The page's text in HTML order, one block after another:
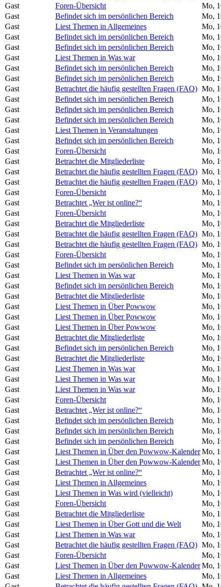
Gast
Foren-Übersicht
Mo,
Gast
Befindet sich im persönlichen Bereich
Mo,
Gast
Liest Themen in Allgemeines
Mo,
Gast
Befindet sich im persönlichen Bereich
Mo,
Gast
Befindet sich im persönlichen Bereich
Mo,
Gast
Liest Themen in Was war
Mo,
Gast
Befindet sich im persönlichen Bereich
Mo,
Gast
Befindet sich im persönlichen Bereich
Mo,
Gast
Betrachtet die häufig gestellten Fragen (FAQ) Mo,
Gast
Befindet sich im persönlichen Bereich
Mo,
Gast
Befindet sich im persönlichen Bereich
Mo,
Gast
Befindet sich im persönlichen Bereich
Mo,
Gast
Liest Themen in Veranstaltungen
Mo,
Gast
Befindet sich im persönlichen Bereich
Mo,
Gast
Foren-Übersicht
Mo,
Gast
Betrachtet die Mitgliederliste
Mo,
Gast
Betrachtet die häufig gestellten Fragen (FAQ) Mo,
Gast
Betrachtet die häufig gestellten Fragen (FAQ) Mo,
Gast
Foren-Übersicht
Mo,
Gast
Betrachtet „Wer ist online?“
Mo,
Gast
Foren-Übersicht
Mo,
Gast
Betrachtet die Mitgliederliste
Mo,
Gast
Betrachtet die häufig gestellten Fragen (FAQ) Mo,
Gast
Betrachtet die häufig gestellten Fragen (FAQ) Mo,
Gast
Foren-Übersicht
Mo,
Gast
Befindet sich im persönlichen Bereich
Mo,
Gast
Liest Themen in Was war
Mo,
Gast
Befindet sich im persönlichen Bereich
Mo,
Gast
Betrachtet die Mitgliederliste
Mo,
Gast
Liest Themen in Über Powwow
Mo,
Gast
Liest Themen in Über Powwow
Mo,
Gast
Liest Themen in Über Powwow
Mo,
Gast
Betrachtet die Mitgliederliste
Mo,
Gast
Befindet sich im persönlichen Bereich
Mo,
Gast
Betrachtet die Mitgliederliste
Mo,
Gast
Liest Themen in Was war
Mo,
Gast
Liest Themen in Was war
Mo,
Gast
Liest Themen in Was war
Mo,
Gast
Foren-Übersicht
Mo,
Gast
Betrachtet „Wer ist online?“
Mo,
Gast
Befindet sich im persönlichen Bereich
Mo,
Gast
Befindet sich im persönlichen Bereich
Mo,
Gast
Befindet sich im persönlichen Bereich
Mo,
Gast
Liest Themen in Über den Powwow-KalenderMo,
Gast
Liest Themen in Über den Powwow-KalenderMo,
Gast
Betrachtet „Wer ist online?“
Mo,
Gast
Liest Themen in Allgemeines
Mo,
Gast
Liest Themen in Was wird (vielleicht)
Mo,
Gast
Foren-Übersicht
Mo,
Gast
Betrachtet die Mitgliederliste
Mo,
Gast
Liest Themen in Über Gott und die Welt
Mo,
Gast
Liest Themen in Was war
Mo,
Gast
Betrachtet die häufig gestellten Fragen (FAQ) Mo,
Gast
Foren-Übersicht
Mo,
Gast
Liest Themen in Über den Powwow-KalenderMo,
Gast
Liest Themen in Allgemeines
Mo,